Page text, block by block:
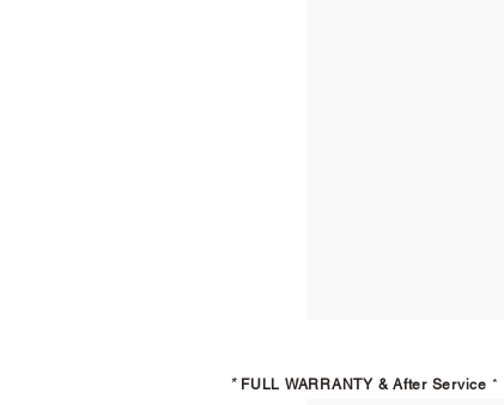
* FULL WARRANTY & After Service *